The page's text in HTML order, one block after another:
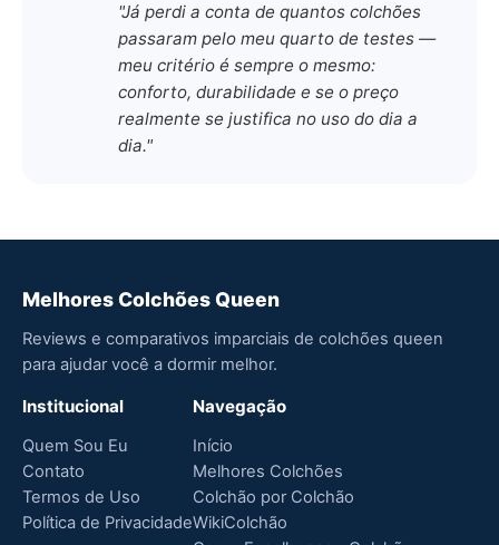
"Já perdi a conta de quantos colchões
passaram pelo meu quarto de testes —
meu critério é sempre o mesmo:
conforto, durabilidade e se o preço
realmente se justifica no uso do dia a
dia."
Melhores Colchões Queen
Reviews e comparativos imparciais de colchões queen
para ajudar você a dormir melhor.
Institucional
Quem Sou Eu
Contato
Termos de Uso
Política de Privacidade
Navegação
Início
Melhores Colchões
Colchão por Colchão
WikiColchão